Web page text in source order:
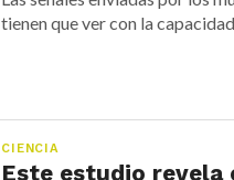
tienen que ver con la
CIENCIA
Este estudio revela